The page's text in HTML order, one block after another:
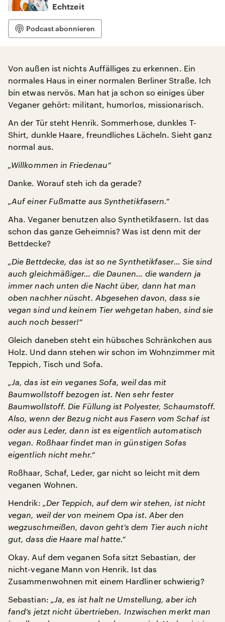
Echtzeit
Podcast abonnieren
Von außen ist nichts Auffälliges zu erkennen. Ein
normales Haus in einer normalen Berliner Straße. Ich
bin etwas nervös. Man hat ja schon so einiges über
Veganer gehört: militant, humorlos, missionarisch.
An der Tür steht Henrik. Sommerhose, dunkles T-
Shirt, dunkle Haare, freundliches Lächeln. Sieht ganz
normal aus.
„Willkommen in Friedenau“
Danke. Worauf steh ich da gerade?
„Auf einer Fußmatte aus Synthetikfasern.“
Aha. Veganer benutzen also Synthetikfasern. Ist das
schon das ganze Geheimnis? Was ist denn mit der
Bettdecke?
„Die Bettdecke, das ist so ne Synthetikfaser… Sie sind
auch gleichmäßiger… die Daunen… die wandern ja
immer nach unten die Nacht über, dann hat man
oben nachher nüscht. Abgesehen davon, dass sie
vegan sind und keinem Tier wehgetan haben, sind sie
auch noch besser!“
Gleich daneben steht ein hübsches Schränkchen aus
Holz. Und dann stehen wir schon im Wohnzimmer mit
Teppich, Tisch und Sofa.
„Ja, das ist ein veganes Sofa, weil das mit
Baumwollstoff bezogen ist. Nen sehr fester
Baumwollstoff. Die Füllung ist Polyester, Schaumstoff.
Also, wenn der Bezug nicht aus Fasern vom Schaf ist
oder aus Leder, dann ist es eigentlich automatisch
vegan. Roßhaar findet man in günstigen Sofas
eigentlich nicht mehr.“
Roßhaar, Schaf, Leder, gar nicht so leicht mit dem
veganen Wohnen.
Hendrik: „Der Teppich, auf dem wir stehen, ist nicht
vegan, weil der von meinem Opa ist. Aber den
wegzuschmeißen, davon geht’s dem Tier auch nicht
gut, dass die Haare mal hatte.“
Okay. Auf dem veganen Sofa sitzt Sebastian, der
nicht-vegane Mann von Henrik. Ist das
Zusammenwohnen mit einem Hardliner schwierig?
Sebastian: „Ja, es ist halt ne Umstellung, aber ich
fand’s jetzt nicht übertrieben. Inzwischen merkt man